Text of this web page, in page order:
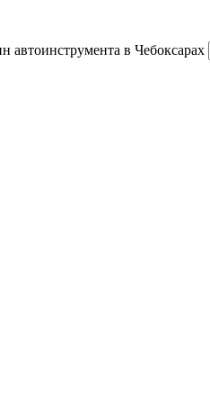
автоинструмента в Чебоксарах